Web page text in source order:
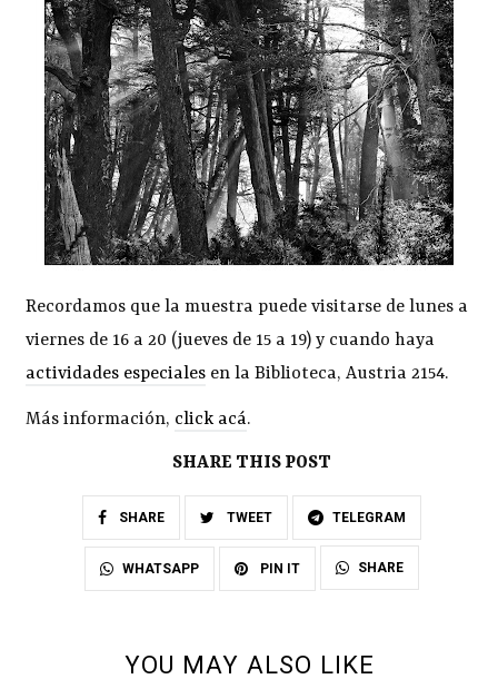
Recordamos que la muestra puede visitarse de lunes a
viernes de 16 a 20 (jueves de 15 a 19) y cuando haya
actividades especiales en la Biblioteca, Austria 2154.
Más información, click acá.
SHARE THIS POST
SHARE TWEET TELEGRAM
WHATSAPP PIN IT SHARE
YOU MAY ALSO LIKE